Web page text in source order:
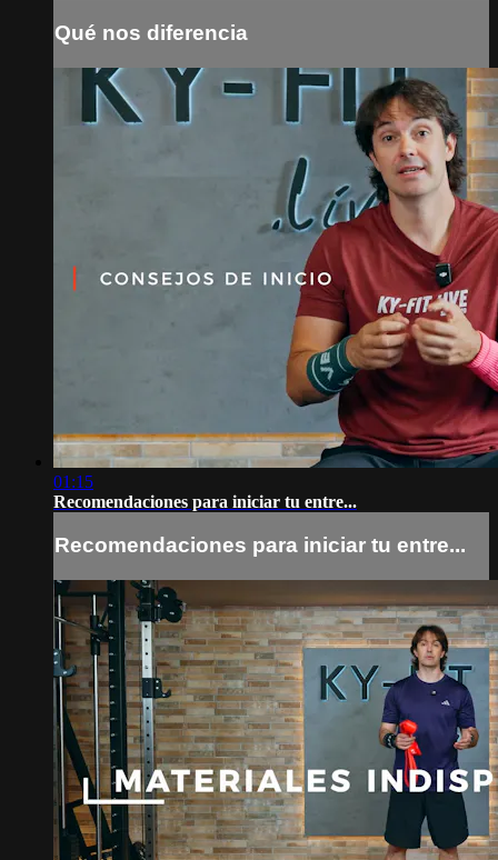
Qué nos diferencia
01:15
Recomendaciones para iniciar tu entre...
Recomendaciones para iniciar tu entre...